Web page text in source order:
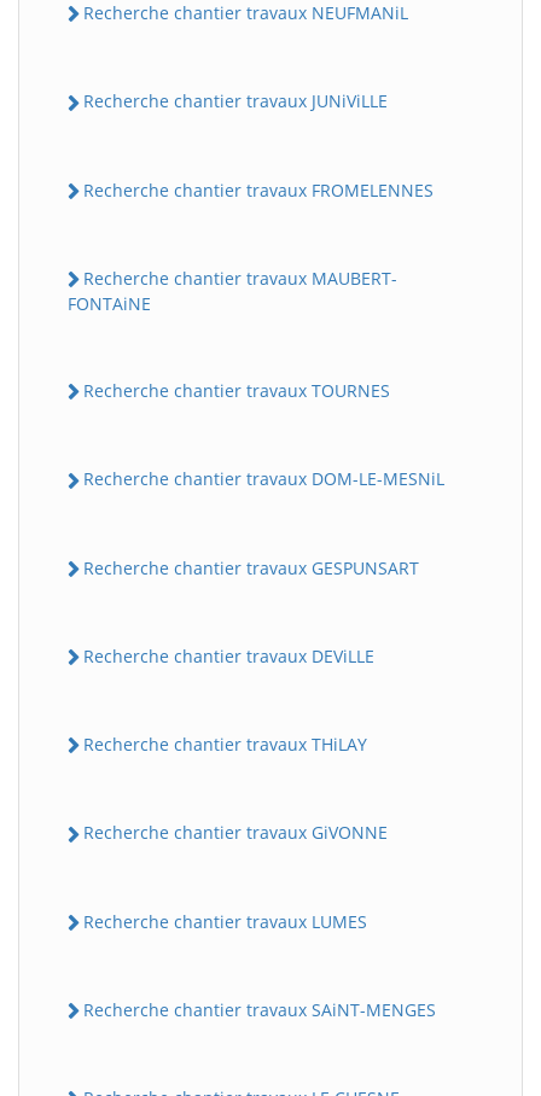
Recherche chantier travaux NEUFMANiL
Recherche chantier travaux JUNiViLLE
Recherche chantier travaux FROMELENNES
Recherche chantier travaux MAUBERT-
FONTAiNE
Recherche chantier travaux TOURNES
Recherche chantier travaux DOM-LE-MESNiL
Recherche chantier travaux GESPUNSART
Recherche chantier travaux DEViLLE
Recherche chantier travaux THiLAY
Recherche chantier travaux GiVONNE
Recherche chantier travaux LUMES
Recherche chantier travaux SAiNT-MENGES